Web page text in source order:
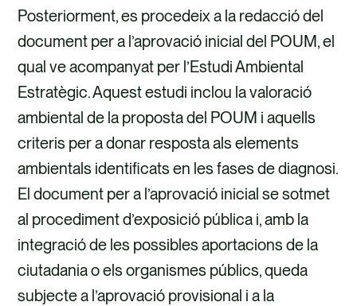
Posteriorment, es procedeix a la redacció del
document per a l’aprovació inicial del POUM, el
qual ve acompanyat per l’Estudi Ambiental
Estratègic. Aquest estudi inclou la valoració
ambiental de la proposta del POUM i aquells
criteris per a donar resposta als elements
ambientals identificats en les fases de diagnosi.
El document per a l’aprovació inicial se sotmet
al procediment d’exposició pública i, amb la
integració de les possibles aportacions de la
ciutadania o els organismes públics, queda
subjecte a l’aprovació provisional i a la